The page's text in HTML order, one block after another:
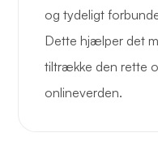
og tydeligt
Dette hjælper det
tiltrække den rette
onlineverden.